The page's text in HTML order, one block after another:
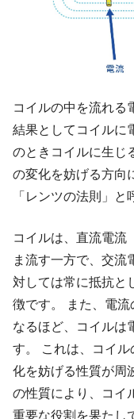
コイルの中を流れる
結果としてコイルに
のときコイルに生じ
の変化を妨げる方向
「レンツの法則」と
コイルは、直流電流
ま流す一方で、交流
対しては常に抵抗と
徴です。 また、電流
なるほど、コイルは
す。 これは、コイ
化を妨げる性質が周
の性質により、コイ
重要な役割を果たし